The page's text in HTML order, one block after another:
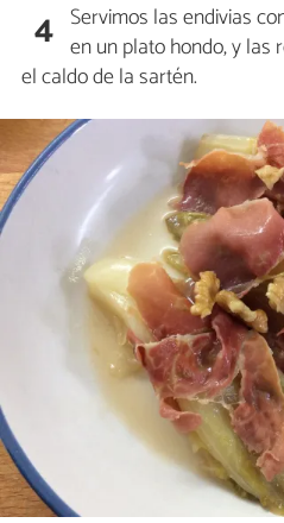
4 Servimos las endivias
en un plato hondo, y
el caldo de la sartén.